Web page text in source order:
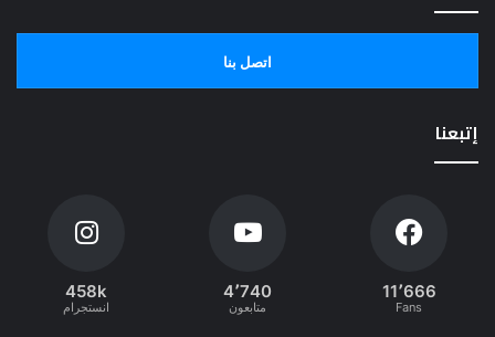
اتصل بنا
إتبعنا
11٬666
Fans
4٬740
متابعون
458k
انستجرام